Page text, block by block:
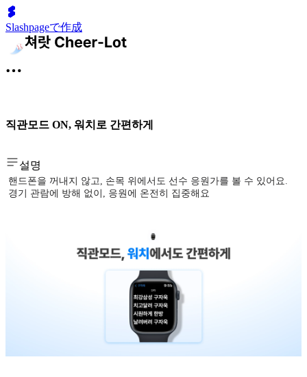
Slashpageで作成
직관모드 ON, 워치로 간편하게
설명
핸드폰을 꺼내지 않고, 손목 위에서도 선수 응원가를 볼 수 있어요.
경기 관람에 방해 없이, 응원에 온전히 집중해요